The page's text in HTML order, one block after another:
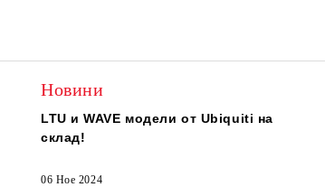
Новини
LTU и WAVE модели от Ubiquiti на
склад!
06 Ное 2024